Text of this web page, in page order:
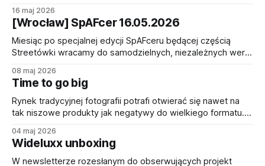
którego fotografie zdobią najnowszy zin, było słowo
"Kształty". Dzięki redakcji w składzie: * Damian Kubik *
Marta Ryndak * Tomislav Pranić Najnowszy numer można
już czytać i oglądać pod linkiem https://heyzine.
16 maj 2026
[Wrocław] SpAFcer 16.05.2026
Miesiąc po specjalnej edycji SpAFceru będącej częścią
Streetówki wracamy do samodzielnych, niezależnych wersji
bulwarze Słonecznym. To stamtąd w sobotę 16 maja o
11:00 każda osoba interesująca się fotografią ma
możliwość wziąć udział w fotospacerze, który poszerza
horyzonty i grono znajomych. Więcej
08 maj 2026
Time to go big
Rynek tradycyjnej fotografii potrafi otwierać się nawet na
tak niszowe produkty jak negatywy do wielkiego formatu.
z poprzednich postów, była ostatnią niezagospodarowaną
częścią oferty u Kodaka, co teraz staje się faktem. Okazuje
się więc, że w kampanii o odzyskanie kontroli nad
04 maj 2026
Wideluxx unboxing
W newsletterze rozesłanym do obserwujących projekt